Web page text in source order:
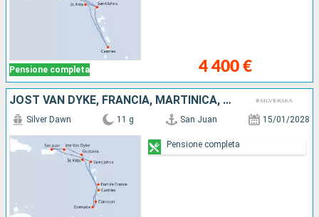
Pensione completa 4 400 €
JOST VAN DYKE, FRANCIA, MARTINICA, GRENADA, SAINT-VINCENT E LE GRENADINE, SANTA LUCIA, ANTIGUA E BARBUDA, PORTORICO
Silver Dawn 11 g San Juan 15/01/2028
Pensione completa